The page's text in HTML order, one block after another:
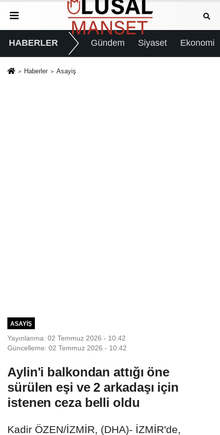
HABERLER Gündem Siyaset Ekonomi
Haberler Asayiş
ASAYIŞ
Yayınlanma: 02 Temmuz 2026 - 10:42
Güncelleme: 02 Temmuz 2026 - 10:42
Aylin'i balkondan attığı öne
sürülen eşi ve 2 arkadaşı için
istenen ceza belli oldu
Kadir ÖZEN/İZMİR, (DHA)- İZMİR'de,